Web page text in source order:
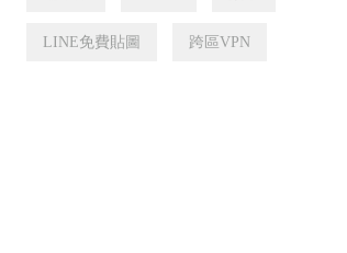
LINE免費貼圖 跨區VPN